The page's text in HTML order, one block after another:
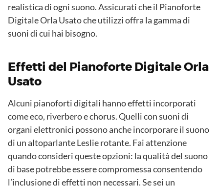
realistica di ogni suono. Assicurati che il Pianoforte
Digitale Orla Usato che utilizzi offra la gamma di
suoni di cui hai bisogno.
Effetti del Pianoforte Digitale Orla
Usato
Alcuni pianoforti digitali hanno effetti incorporati
come eco, riverbero e chorus. Quelli con suoni di
organi elettronici possono anche incorporare il suono
di un altoparlante Leslie rotante. Fai attenzione
quando consideri queste opzioni: la qualità del suono
di base potrebbe essere compromessa consentendo
l’inclusione di effetti non necessari. Se sei un